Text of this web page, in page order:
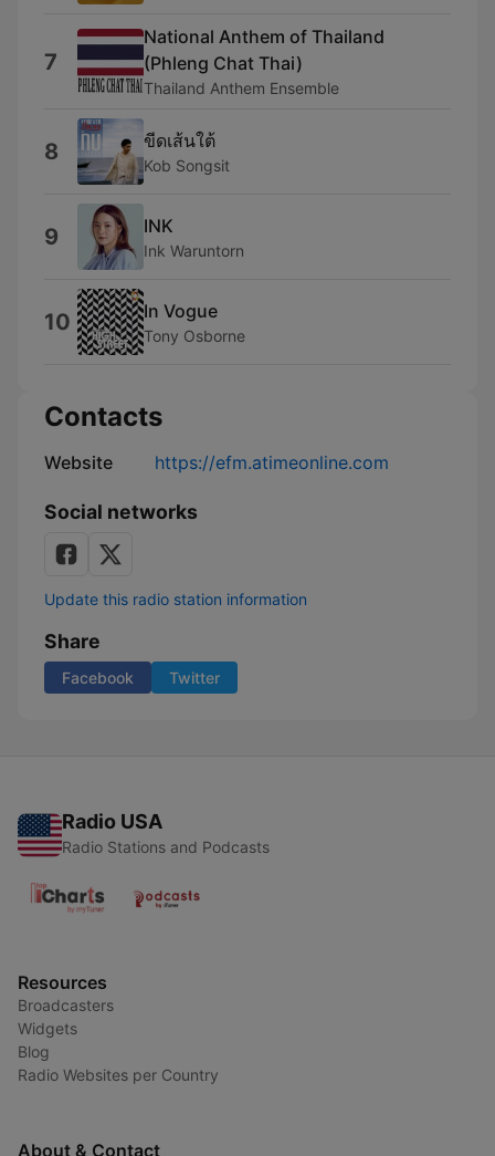
7
National Anthem of Thailand
(Phleng Chat Thai)
Thailand Anthem Ensemble
8 ขีดเส้นใต้
Kob Songsit
9 INK
Ink Waruntorn
10 In Vogue
Tony Osborne
Contacts
Website https://efm.atimeonline.com
Social networks
Update this radio station information
Share
Facebook Twitter
Radio USA
Radio Stations and Podcasts
Resources
Broadcasters
Widgets
Blog
Radio Websites per Country
About & Contact